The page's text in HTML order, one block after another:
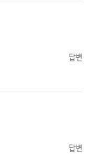
답변
답변